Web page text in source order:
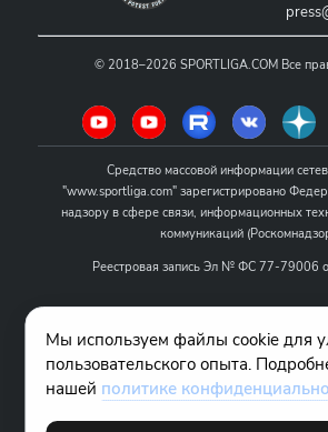
© 2018–2026 SPORTLIGA.COM Все
Средство массовой информации
"www.sportliga.com" зарегистрировано
надзору в сфере связи, информационных
коммуникаций
Реестровая запись Эл № ФС 77-79006
Название -
Учредитель СМИ сетевого издания
О.Н.
Главный редактор СМИ сетевого издания
Хаимов Д.И.
Мы используем файлы cookie для
пользовательского опыта.
нашей политике